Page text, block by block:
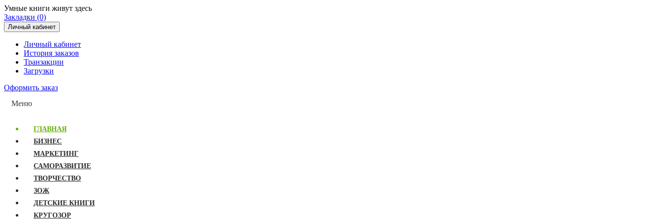
Умные книги живут здесь
Закладки (0)
Личный кабинет
Личный кабинет
История заказов
Транзакции
Загрузки
Оформить заказ
Меню
ГЛАВНАЯ
БИЗНЕС
МАРКЕТИНГ
САМОРАЗВИТИЕ
ТВОРЧЕСТВО
ЗОЖ
ДЕТСКИЕ КНИГИ
КРУГОЗОР